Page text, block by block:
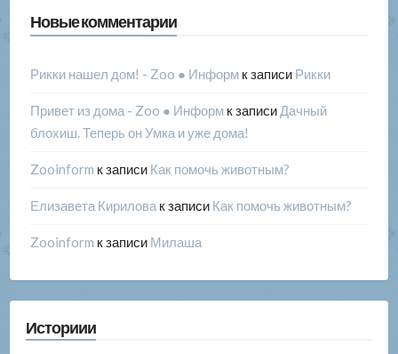
Новые комментарии
Рикки нашел дом! - Zoo ● Информк записи Рикки
Привет из дома - Zoo ● Информк записи Дачный
блохиш. Теперь он Умка и уже дома!
Zooinform к записи Как помочь животным?
Елизавета Кириловак записи Как помочь животным?
Zooinform к записи Милаша
Историии